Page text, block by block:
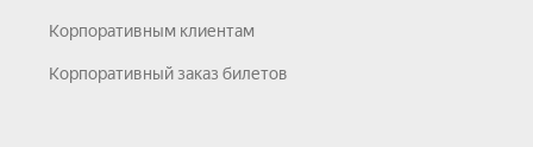
Корпоративным клиентам
Корпоративный заказ билетов